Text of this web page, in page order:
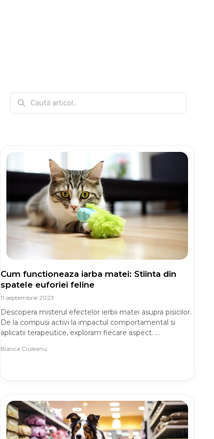
Cum functioneaza iarba matei: Stiinta din
spatele euforiei feline
11 septembrie 2023
Descopera misterul efectelor ierbii matei asupra pisicilor.
De la compusi activi la impactul comportamental si
aplicatii terapeutice, exploram fiecare aspect. ...
Bianca Ciuleanu